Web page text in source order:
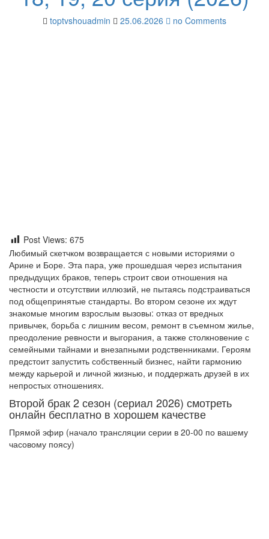
toptvshouadmin 25.06.2026 no Comments
Post Views: 675
Любимый скетчком возвращается с новыми историями о
Арине и Боре. Эта пара, уже прошедшая через испытания
предыдущих браков, теперь строит свои отношения на
честности и отсутствии иллюзий, не пытаясь подстраиваться
под общепринятые стандарты. Во втором сезоне их ждут
знакомые многим взрослым вызовы: отказ от вредных
привычек, борьба с лишним весом, ремонт в съемном жилье,
преодоление ревности и выгорания, а также столкновение с
семейными тайнами и внезапными родственниками. Героям
предстоит запустить собственный бизнес, найти гармонию
между карьерой и личной жизнью, и поддержать друзей в их
непростых отношениях.
Второй брак 2 сезон (сериал 2026) смотреть
онлайн бесплатно в хорошем качестве
Прямой эфир (начало трансляции серии в 20-00 по вашему
часовому поясу)